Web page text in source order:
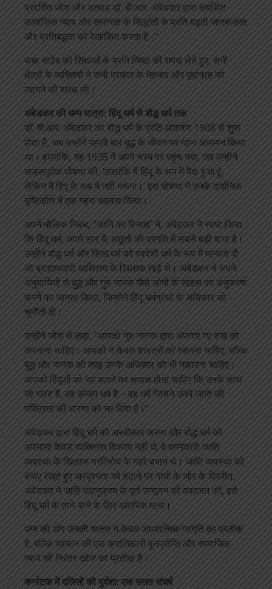
प्रदर्शित जोश और उत्साह डॉ. बी.आर. अंबेडकर द्वारा समर्थित
सामाजिक न्याय और समानता के सिद्धांतों के प्रति बढ़ती जागरूकता
और प्रतिबद्धता को रेखांकित करता है।”
बाबा साहेब की शिक्षाओं के प्रति निष्ठा की शपथ लेते हुए, सभी
क्षेत्रों के व्यक्तियों ने सभी प्रकार के भेदभाव और पूर्वाग्रह को
त्यागने की शपथ ली।
अंबेडकर की धम्म यात्रा: हिंदू धर्म से बौद्ध धर्म तक
डॉ. बी.आर. अंबेडकर का बौद्ध धर्म के प्रति आकर्षण 1908 से शुरू
होता है, जब उन्होंने पहली बार बुद्ध के जीवन पर गहन अध्ययन किया
था। हालांकि, यह 1935 में अपने चरम पर पहुंच गया, जब उन्होंने
साहसपूर्वक घोषणा की, ‘हालांकि मैं हिंदू के रूप में पैदा हुआ हूं,
लेकिन मैं हिंदू के रूप में नहीं मरूंगा।’ इस घोषणा ने उनके दार्शनिक
दृष्टिकोण में एक गहरा बदलाव किया।
अपने मौलिक निबंध, “जाति का विनाश” में, अंबेडकर ने स्पष्ट किया
कि हिंदू धर्म, अपने सार में, अछूतों की प्रगति में सबसे बड़ी बाधा है।
उन्होंने बौद्ध धर्म और सिख धर्म को स्वदेशी धर्म के रूप में मान्यता दी
जो ब्राह्मणवादी आधिपत्य के खिलाफ खड़े थे। अंबेडकर ने अपने
अनुयायियों से बुद्ध और गुरु नानक जैसे लोगों के साहस का अनुकरण
करने का आग्रह किया, जिन्होंने हिंदू धर्मग्रंथों के अधिकार को
चुनौती दी।
उन्होंने जोश से कहा, “आपको गुरु नानक द्वारा अपनाए गए रुख को
अपनाना चाहिए। आपको न केवल शास्त्रों को त्यागना चाहिए, बल्कि
बुद्ध और नानक की तरह उनके अधिकार को भी नकारना चाहिए।
आपको हिंदुओं को यह बताने का साहस होना चाहिए कि उनके साथ
जो गलत है, वह उनका धर्म है – वह धर्म जिसने उनमें जाति की
पवित्रता की धारणा को भर दिया है।”
अंबेडकर द्वारा हिंदू धर्म को अस्वीकार करना और बौद्ध धर्म को
अपनाना केवल व्यक्तिगत विकल्प नहीं थे; वे दमनकारी जाति
व्यवस्था के खिलाफ प्रतिरोध के गहरे बयान थे। जाति व्यवस्था को
बनाए रखते हुए अस्पृश्यता को हटाने पर गांधी के जोर के विपरीत,
अंबेडकर ने जाति पदानुक्रम के पूर्ण उन्मूलन की वकालत की, इसे
हिंदू धर्म के ताने-बाने के लिए आंतरिक माना।
धम्म की ओर उनकी यात्रा न केवल आध्यात्मिक जागृति का प्रतीक
है, बल्कि पहचान की एक क्रांतिकारी पुनर्प्राप्ति और सामाजिक
न्याय की निरंतर खोज का प्रतीक है।
कर्नाटक में दलितों की दुर्दशा: एक सतत संघर्ष